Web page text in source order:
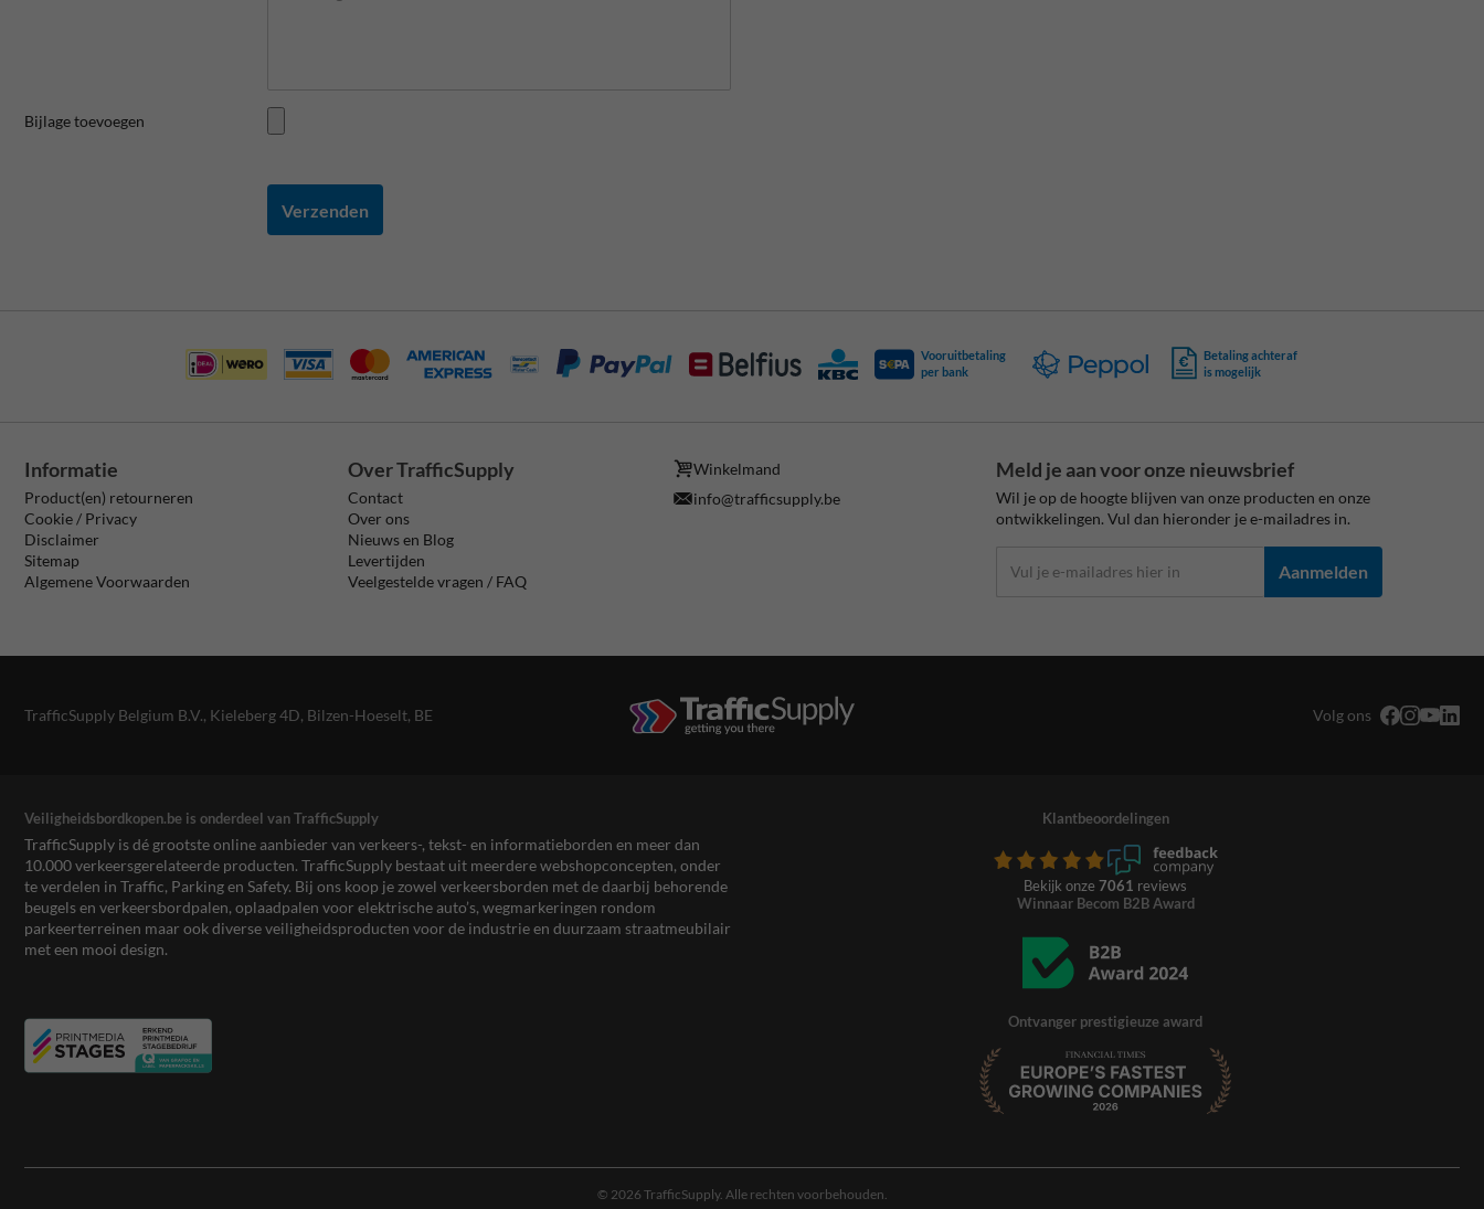
Bijlage toevoegen
Verzenden
Vooruitbetaling
per bank
Betaling achteraf
is mogelijk
Informatie
Product(en) retourneren
Cookie / Privacy
Disclaimer
Sitemap
Algemene Voorwaarden
Over TrafficSupply
Contact
Over ons
Nieuws en Blog
Levertijden
Veelgestelde vragen / FAQ
Winkelmand
info@trafficsupply.be
Meld je aan voor onze nieuwsbrief
Wil je op de hoogte blijven van onze producten en onze
ontwikkelingen. Vul dan hieronder je e-mailadres in.
Aanmelden
TrafficSupply Belgium B.V., Kieleberg 4D, Bilzen-Hoeselt, BE Volg ons
Veiligheidsbordkopen.be is onderdeel van TrafficSupply
TrafficSupply is dé grootste online aanbieder van verkeers-, tekst- en informatieborden en meer dan
10.000 verkeersgerelateerde producten. TrafficSupply bestaat uit meerdere webshopconcepten, onder
te verdelen in Traffic, Parking en Safety. Bij ons koop je zowel verkeersborden met de daarbij behorende
beugels en verkeersbordpalen, oplaadpalen voor elektrische auto’s, wegmarkeringen rondom
parkeerterreinen maar ook diverse veiligheidsproducten voor de industrie en duurzaam straatmeubilair
met een mooi design.
Klantbeoordelingen
Bekijk onze 7061 reviews
Winnaar Becom B2B Award
Ontvanger prestigieuze award
© 2026 TrafficSupply. Alle rechten voorbehouden.